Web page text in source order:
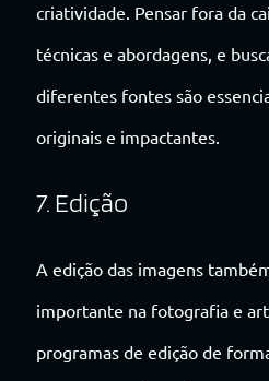
criatividade. Pensar fora da
técnicas e abordagens, e
diferentes fontes são
originais e impactantes.
7. Edição
A edição das imagens
importante na fotografia e
programas de edição de